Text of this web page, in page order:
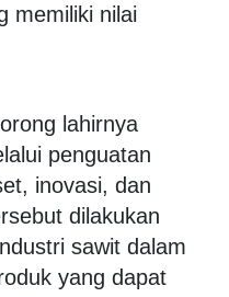
memiliki nilai
lahirnya
penguatan
inovasi, dan
dilakukan
sawit dalam
yang dapat